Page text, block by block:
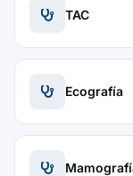
TAC
Ecografía